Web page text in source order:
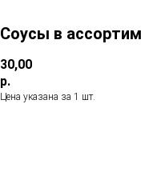
Соусы в
30,00
р.
Цена указана за 1 шт.